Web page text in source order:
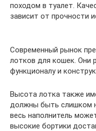
походом в туалет.
зависит от прочности
Современный рынок
лотков для кошек. Они
функционалу и
Высота лотка также
должны быть слишком
весь наполнитель
высокие бортики